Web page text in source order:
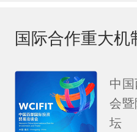
国际合作重大机
中
会
坛